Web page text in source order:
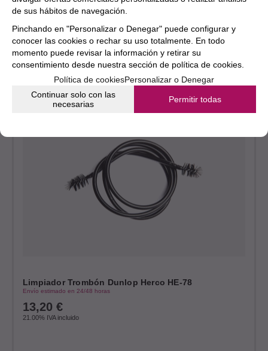
15 €
21.00%IVA incluido
Limpiador Trombón Dunlop Herco HE-78
Envío estimado en 24/48 horas
13,20 €
21.00% IVA incluido
de sus hábitos de navegación.
Pinchando en "Personalizar o Denegar" puede configurar y
conocer las cookies o rechar su uso totalmente. En todo
momento puede revisar la información y retirar su
consentimiento desde nuestra sección de política de cookies.
Política de cookiesPersonalizar o Denegar
Continuar solo con las
necesarias
Permitir todas